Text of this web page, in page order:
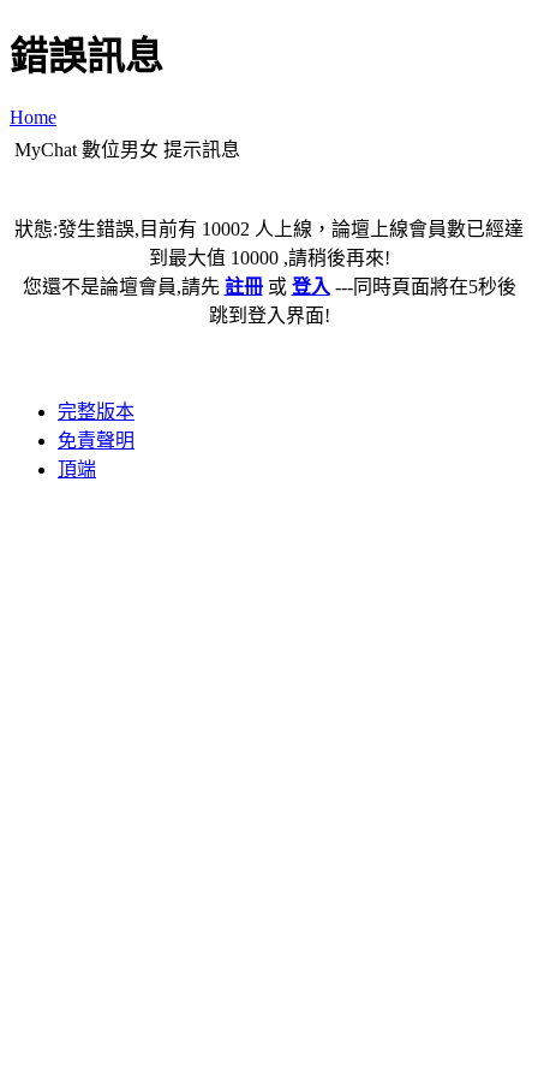
錯誤訊息
Home
MyChat 數位男女 提示訊息
狀態:發生錯誤,目前有 10002 人上線，論壇上線會員數已經達
到最大值 10000 ,請稍後再來!
您還不是論壇會員,請先 註冊或 登入 ---同時頁面將在5秒後
跳到登入界面!
完整版本
免責聲明
頂端